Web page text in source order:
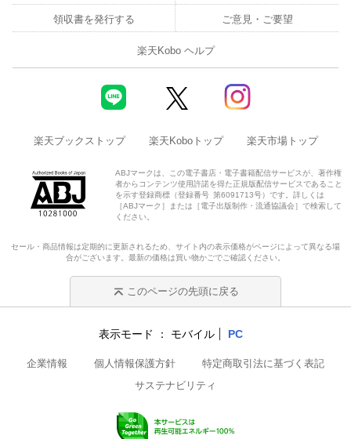
領収書を発行する ご意見・ご要望
楽天Kobo ヘルプ
楽天ブックストップ 楽天Koboトップ 楽天市場トップ
ABJマークは、この電子書店・電子書籍配信サービスが、著作権
者からコンテンツ使用許諾を得た正規版配信サービスであること
を示す登録商標（登録番号 第6091713号）です。詳しくは
［ABJマーク］または［電子出版制作・流通協議会］で検索して
ください。
セール・商品情報は定期的に更新されるため、サイト内の表示価格がページによって異なる場
合がございます。最新の価格は買い物かごでご確認ください。
このページの先頭に戻る
表示モード モバイル PC
企業情報 個人情報保護方針
特定商取引法に基づく表記
サステナビリティ